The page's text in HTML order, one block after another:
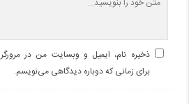
ذخیره نام، ایمیل و وبسایت من در مرورگر
برای زمانی که دوباره دیدگاهی می‌نویسم.